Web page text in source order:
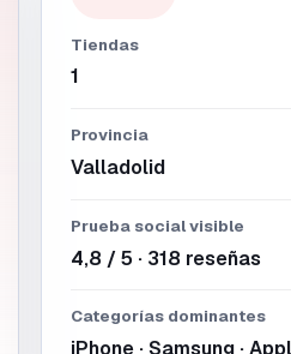
Tiendas
1
Provincia
Valladolid
Prueba social visible
4,8 / 5 · 318 reseñas
Categorías dominantes
iPhone · Samsung ·